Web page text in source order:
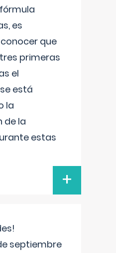
es
que
primeras
el
está
la
de la
estas
+
septiembre